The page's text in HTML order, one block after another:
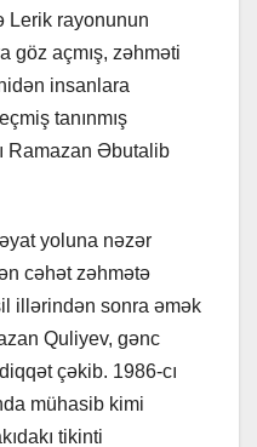
Lerik rayonunun
göz açmış, zəhməti
insanlara
tanınmış
Ramazan Əbutalib
yoluna nəzər
cəhət zəhmətə
illərindən sonra əmək
Quliyev, gənc
çəkib. 1986-cı
mühasib kimi
tikinti